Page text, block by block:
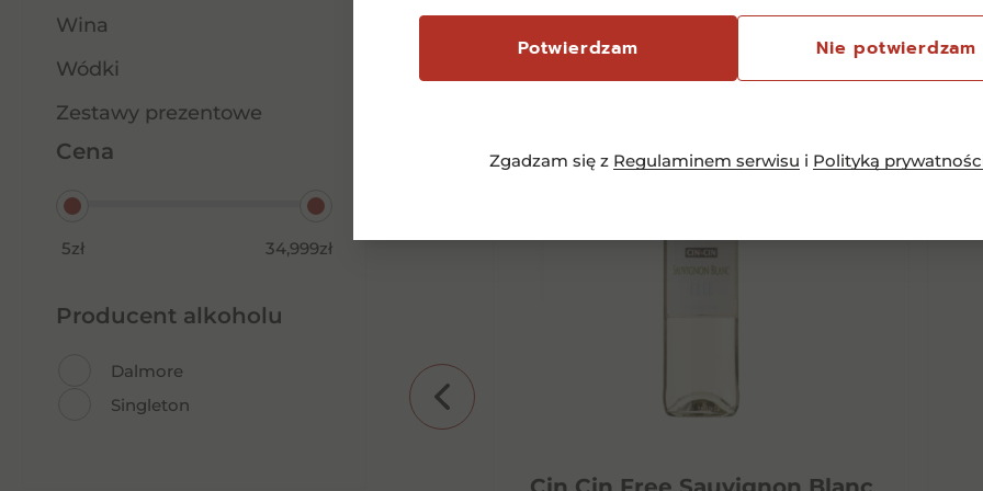
Potwierdzam Nie potwierdzam
Zgadzam się z Regulaminem serwisu i Polityką
Wina
Wódki
Zestawy prezentowe
Cena
5zł 34,999zł
Producent alkoholu
Dalmore
Singleton